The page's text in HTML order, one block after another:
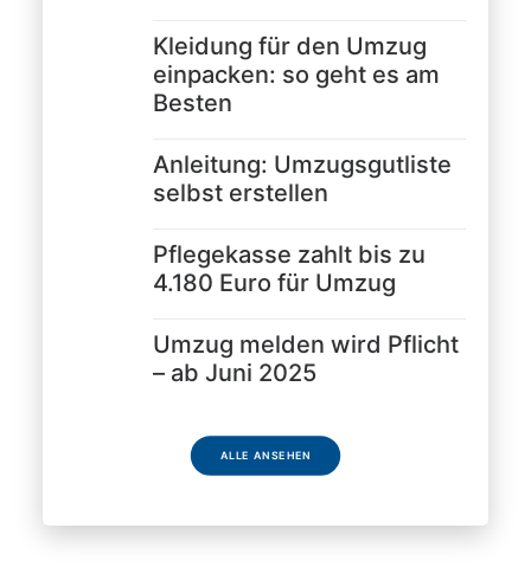
Kleidung für den Umzug
einpacken: so geht es am
Besten
Anleitung: Umzugsgutliste
selbst erstellen
Pflegekasse zahlt bis zu
4.180 Euro für Umzug
Umzug melden wird Pflicht
– ab Juni 2025
ALLE ANSEHEN